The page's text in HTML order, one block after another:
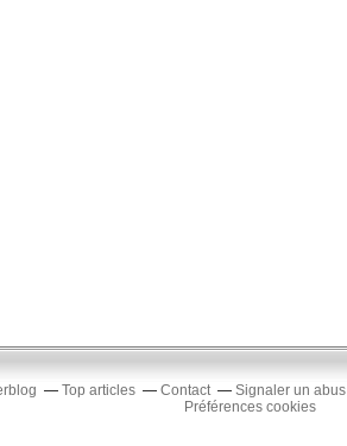
Top articles Contact Signaler un abus
Préférences cookies